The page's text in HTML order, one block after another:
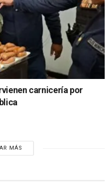
carnicería por
MÁS